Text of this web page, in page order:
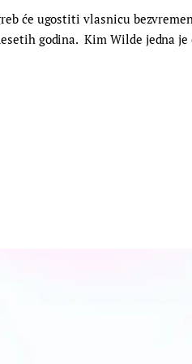
će ugostiti vlasnicu
godina. Kim Wilde jedna